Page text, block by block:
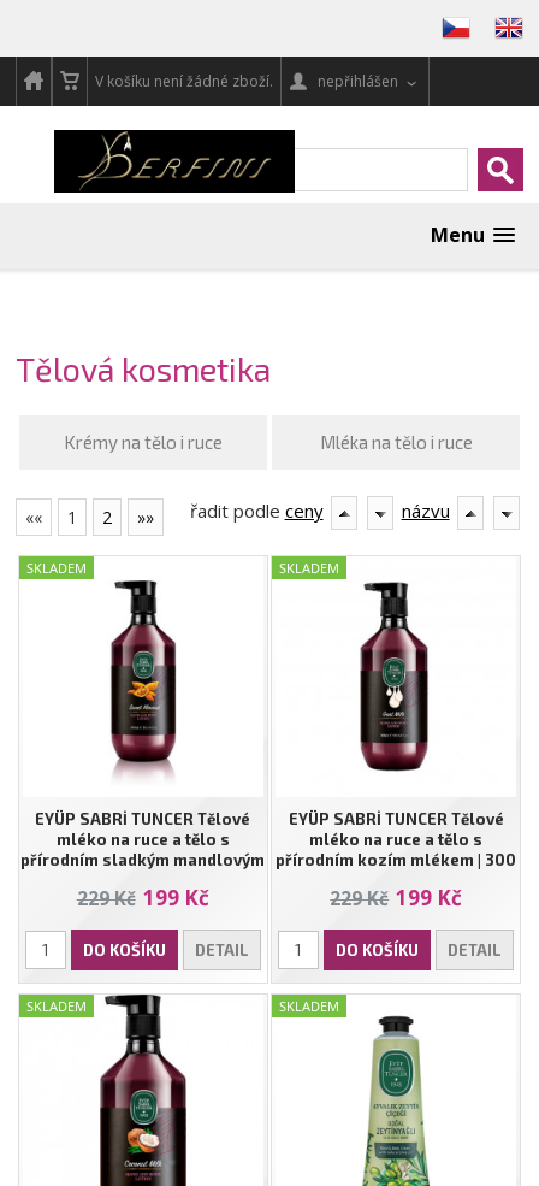
V košíku není žádné zboží. nepřihlášen
Menu
Tělová kosmetika
Krémy na tělo i ruce Mléka na tělo i ruce
«« 1 2 »» řadit podle ceny názvu
EYÜP SABRİ TUNCER Tělové
mléko na ruce a tělo s
přírodním sladkým mandlovým
229 Kč 199 Kč
DO KOŠÍKU DETAIL
SKLADEM
EYÜP SABRİ TUNCER Tělové
mléko na ruce a tělo s
přírodním kozím mlékem | 300
229 Kč 199 Kč
DO KOŠÍKU DETAIL
SKLADEM
SKLADEM SKLADEM